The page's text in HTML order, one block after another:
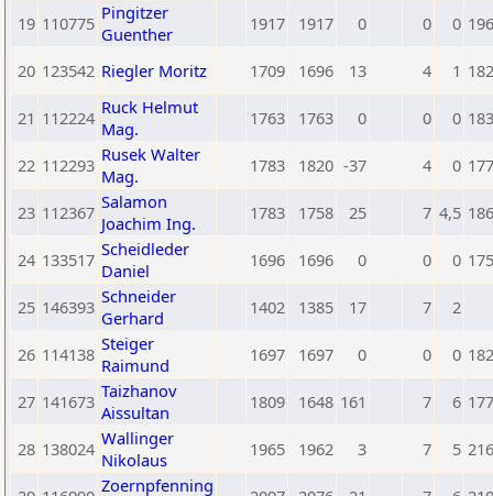
19 110775 Pingitzer
Guenther
1917 1917 0 0 0
20 123542 Riegler Moritz 1709 1696 13 4 1
21 112224 Ruck Helmut
Mag.
1763 1763 0 0 0
22 112293 Rusek Walter
Mag.
1783 1820 -37 4 0
23 112367 Salamon
Joachim Ing.
1783 1758 25 7 4,5
24 133517 Scheidleder
Daniel
1696 1696 0 0 0
25 146393 Schneider
Gerhard
1402 1385 17 7 2
26 114138 Steiger
Raimund
1697 1697 0 0 0
27 141673 Taizhanov
Aissultan
1809 1648 161 7 6
28 138024 Wallinger
Nikolaus
1965 1962 3 7 5
Zoernpfenning